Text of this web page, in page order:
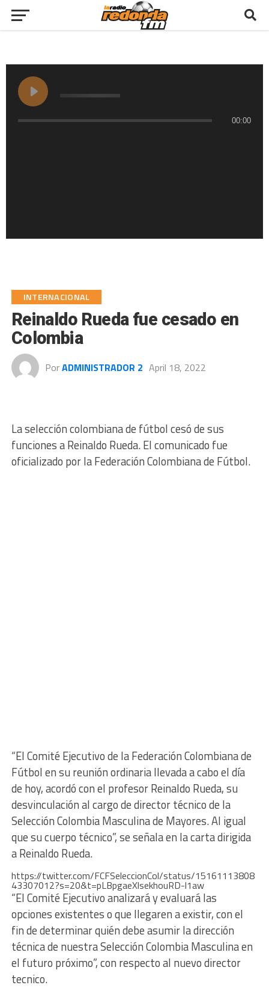
00:00
INTERNACIONAL
Reinaldo Rueda fue cesado en
Colombia
PorADMINISTRADOR 2 April 18, 2022
La selección colombiana de fútbol cesó de sus
funciones a Reinaldo Rueda. El comunicado fue
oficializado por la Federación Colombiana de Fútbol.
“El Comité Ejecutivo de la Federación Colombiana de
Fútbol en su reunión ordinaria llevada a cabo el día
de hoy, acordó con el profesor Reinaldo Rueda, su
desvinculación al cargo de director técnico de la
Selección Colombia Masculina de Mayores. Al igual
que su cuerpo técnico”, se señala en la carta dirigida
a Reinaldo Rueda.
https://twitter.com/FCFSeleccionCol/status/15161113808
43307012?s=20&t=pLBpgaeXlsekhouRD-l1aw
“El Comité Ejecutivo analizará y evaluará las
opciones existentes o que llegaren a existir, con el
fin de determinar quién debe asumir la dirección
técnica de nuestra Selección Colombia Masculina en
el futuro próximo”, con respecto al nuevo director
tecnico.